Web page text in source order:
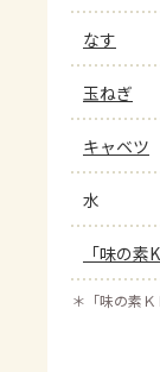
なす
玉ねぎ
キャベツ
水
「味の
＊ 「味の素